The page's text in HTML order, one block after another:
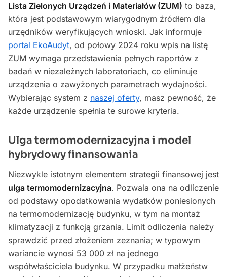
Lista Zielonych Urządzeń i Materiałów (ZUM) to baza,
która jest podstawowym wiarygodnym źródłem dla
urzędników weryfikujących wnioski. Jak informuje
portal EkoAudyt, od połowy 2024 roku wpis na listę
ZUM wymaga przedstawienia pełnych raportów z
badań w niezależnych laboratoriach, co eliminuje
urządzenia o zawyżonych parametrach wydajności.
Wybierając system z naszej oferty, masz pewność, że
każde urządzenie spełnia te surowe kryteria.
Ulga termomodernizacyjna i model
hybrydowy finansowania
Niezwykle istotnym elementem strategii finansowej jest
ulga termomodernizacyjna. Pozwala ona na odliczenie
od podstawy opodatkowania wydatków poniesionych
na termomodernizację budynku, w tym na montaż
klimatyzacji z funkcją grzania. Limit odliczenia należy
sprawdzić przed złożeniem zeznania; w typowym
wariancie wynosi 53 000 zł na jednego
współwłaściciela budynku. W przypadku małżeństw